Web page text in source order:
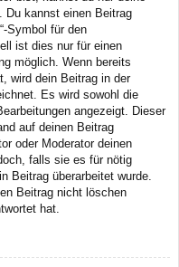
Du kannst einen Beitrag
Symbol für den
ist dies nur für einen
möglich. Wenn bereits
wird dein Beitrag in der
Es wird sowohl die
angezeigt. Dieser
auf deinen Beitrag
oder Moderator deinen
falls sie es für nötig
Beitrag überarbeitet wurde.
Beitrag nicht löschen
hat.